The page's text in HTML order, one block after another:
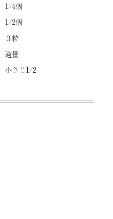
1/4個
1/2個
３粒
適量
小さじ1/2